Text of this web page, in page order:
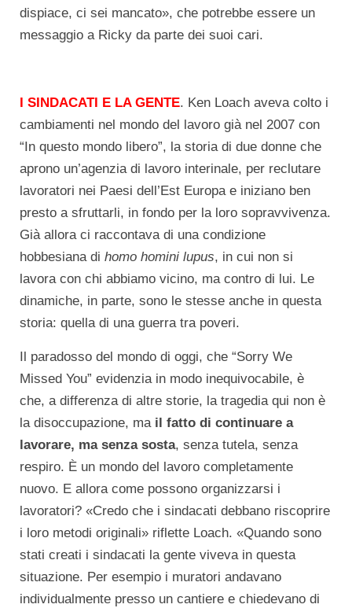
dispiace, ci sei mancato», che potrebbe essere un
messaggio a Ricky da parte dei suoi cari.
I SINDACATI E LA GENTE. Ken Loach aveva colto i
cambiamenti nel mondo del lavoro già nel 2007 con
“In questo mondo libero”, la storia di due donne che
aprono un’agenzia di lavoro interinale, per reclutare
lavoratori nei Paesi dell’Est Europa e iniziano ben
presto a sfruttarli, in fondo per la loro sopravvivenza.
Già allora ci raccontava di una condizione
hobbesiana di homo homini lupus, in cui non si
lavora con chi abbiamo vicino, ma contro di lui. Le
dinamiche, in parte, sono le stesse anche in questa
storia: quella di una guerra tra poveri.
Il paradosso del mondo di oggi, che “Sorry We
Missed You” evidenzia in modo inequivocabile, è
che, a differenza di altre storie, la tragedia qui non è
la disoccupazione, ma il fatto di continuare a
lavorare, ma senza sosta, senza tutela, senza
respiro. È un mondo del lavoro completamente
nuovo. E allora come possono organizzarsi i
lavoratori? «Credo che i sindacati debbano riscoprire
i loro metodi originali» riflette Loach. «Quando sono
stati creati i sindacati la gente viveva in questa
situazione. Per esempio i muratori andavano
individualmente presso un cantiere e chiedevano di